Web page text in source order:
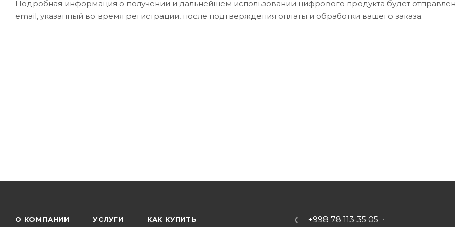
Подробная информация о получении и дальнейшем использовании цифрового продукта будет
email, указанный во время регистрации, после подтверждения оплаты и обработки вашего заказа.
О КОМПАНИИ УСЛУГИ КАК КУПИТЬ +998 78 113 35 05